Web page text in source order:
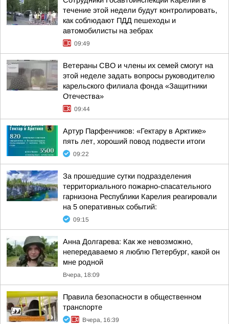
течение этой недели будут контролировать,
как соблюдают ПДД пешеходы и
автомобилисты на зебрах
09:49
Ветераны СВО и члены их семей смогут на
этой неделе задать вопросы руководителю
карельского филиала фонда «Защитники
Отечества»
09:44
Артур Парфенчиков: «Гектару в Арктике»
пять лет, хороший повод подвести итоги
09:22
За прошедшие сутки подразделения
территориального пожарно-спасательного
гарнизона Республики Карелия реагировали
на 5 оперативных событий:
09:15
Анна Долгарева: Как же невозможно,
непередаваемо я люблю Петербург, какой он
мне родной
Вчера, 18:09
Правила безопасности в общественном
транспорте
Вчера, 16:39